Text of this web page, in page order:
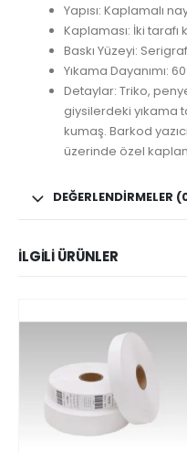
Yapısı: Kaplamalı
Kaplaması: İki tarafı
Baskı Yüzeyi:
Yıkama Dayanımı:
Detaylar: Triko,
giysilerdeki yıkama
kumaş. Barkod
üzerinde özel
DEĞERLENDIRMELER
İLGILI ÜRÜNLER